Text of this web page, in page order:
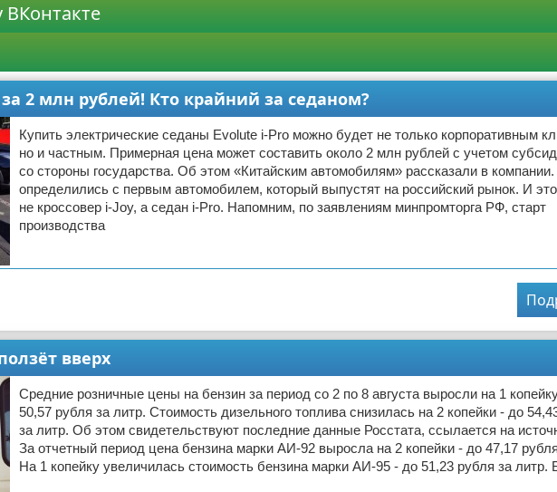
2 млн рублей! Кто крайний за седаном?
Купить электрические седаны Evolute i-Pro можно будет не только корпоративным
но и частным. Примерная цена может составить около 2 млн рублей с учетом
со стороны государства. Об этом «Китайским автомобилям» рассказали в
определились с первым автомобилем, который выпустят на российский рынок. И
не кроссовер i-Joy, а седан i-Pro. Напомним, по заявлениям минпромторга РФ, старт
производства
вверх
Средние розничные цены на бензин за период со 2 по 8 августа выросли на 1
50,57 рубля за литр. Стоимость дизельного топлива снизилась на 2 копейки - до
за литр. Об этом свидетельствуют последние данные Росстата, ссылается на
За отчетный период цена бензина марки АИ-92 выросла на 2 копейки - до 47,17
На 1 копейку увеличилась стоимость бензина марки АИ-95 - до 51,23 рубля за литр.